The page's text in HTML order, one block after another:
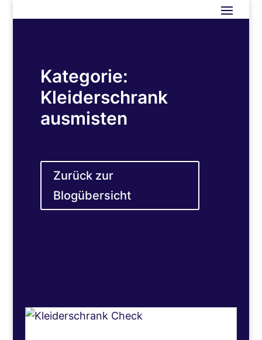
Kategorie:
Kleiderschrank
ausmisten
Zurück zur
Blogübersicht